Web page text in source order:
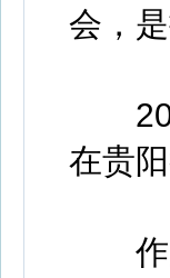
会，
在贵
作为